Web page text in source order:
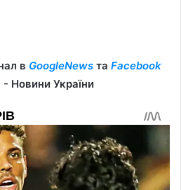
в GoogleNews та Facebook
- Новини України